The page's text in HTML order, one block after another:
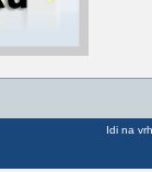
Idi na vrh